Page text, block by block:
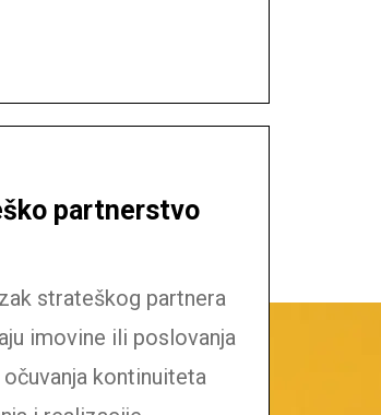
partnerstvo
strateškog partnera
imovine ili poslovanja
kontinuiteta